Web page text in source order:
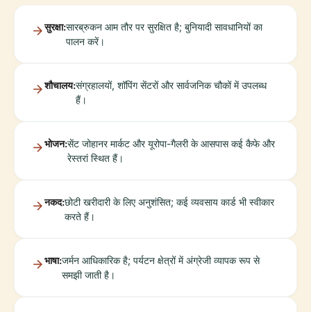
सुरक्षा:सारब्रुकन आम तौर पर सुरक्षित है; बुनियादी सावधानियों का
पालन करें।
शौचालय:संग्रहालयों, शॉपिंग सेंटरों और सार्वजनिक चौकों में उपलब्ध
हैं।
भोजन:सेंट जोहानर मार्कट और यूरोपा-गैलरी के आसपास कई कैफे और
रेस्तरां स्थित हैं।
नकद:छोटी खरीदारी के लिए अनुशंसित; कई व्यवसाय कार्ड भी स्वीकार
करते हैं।
भाषा:जर्मन आधिकारिक है; पर्यटन क्षेत्रों में अंग्रेजी व्यापक रूप से
समझी जाती है।